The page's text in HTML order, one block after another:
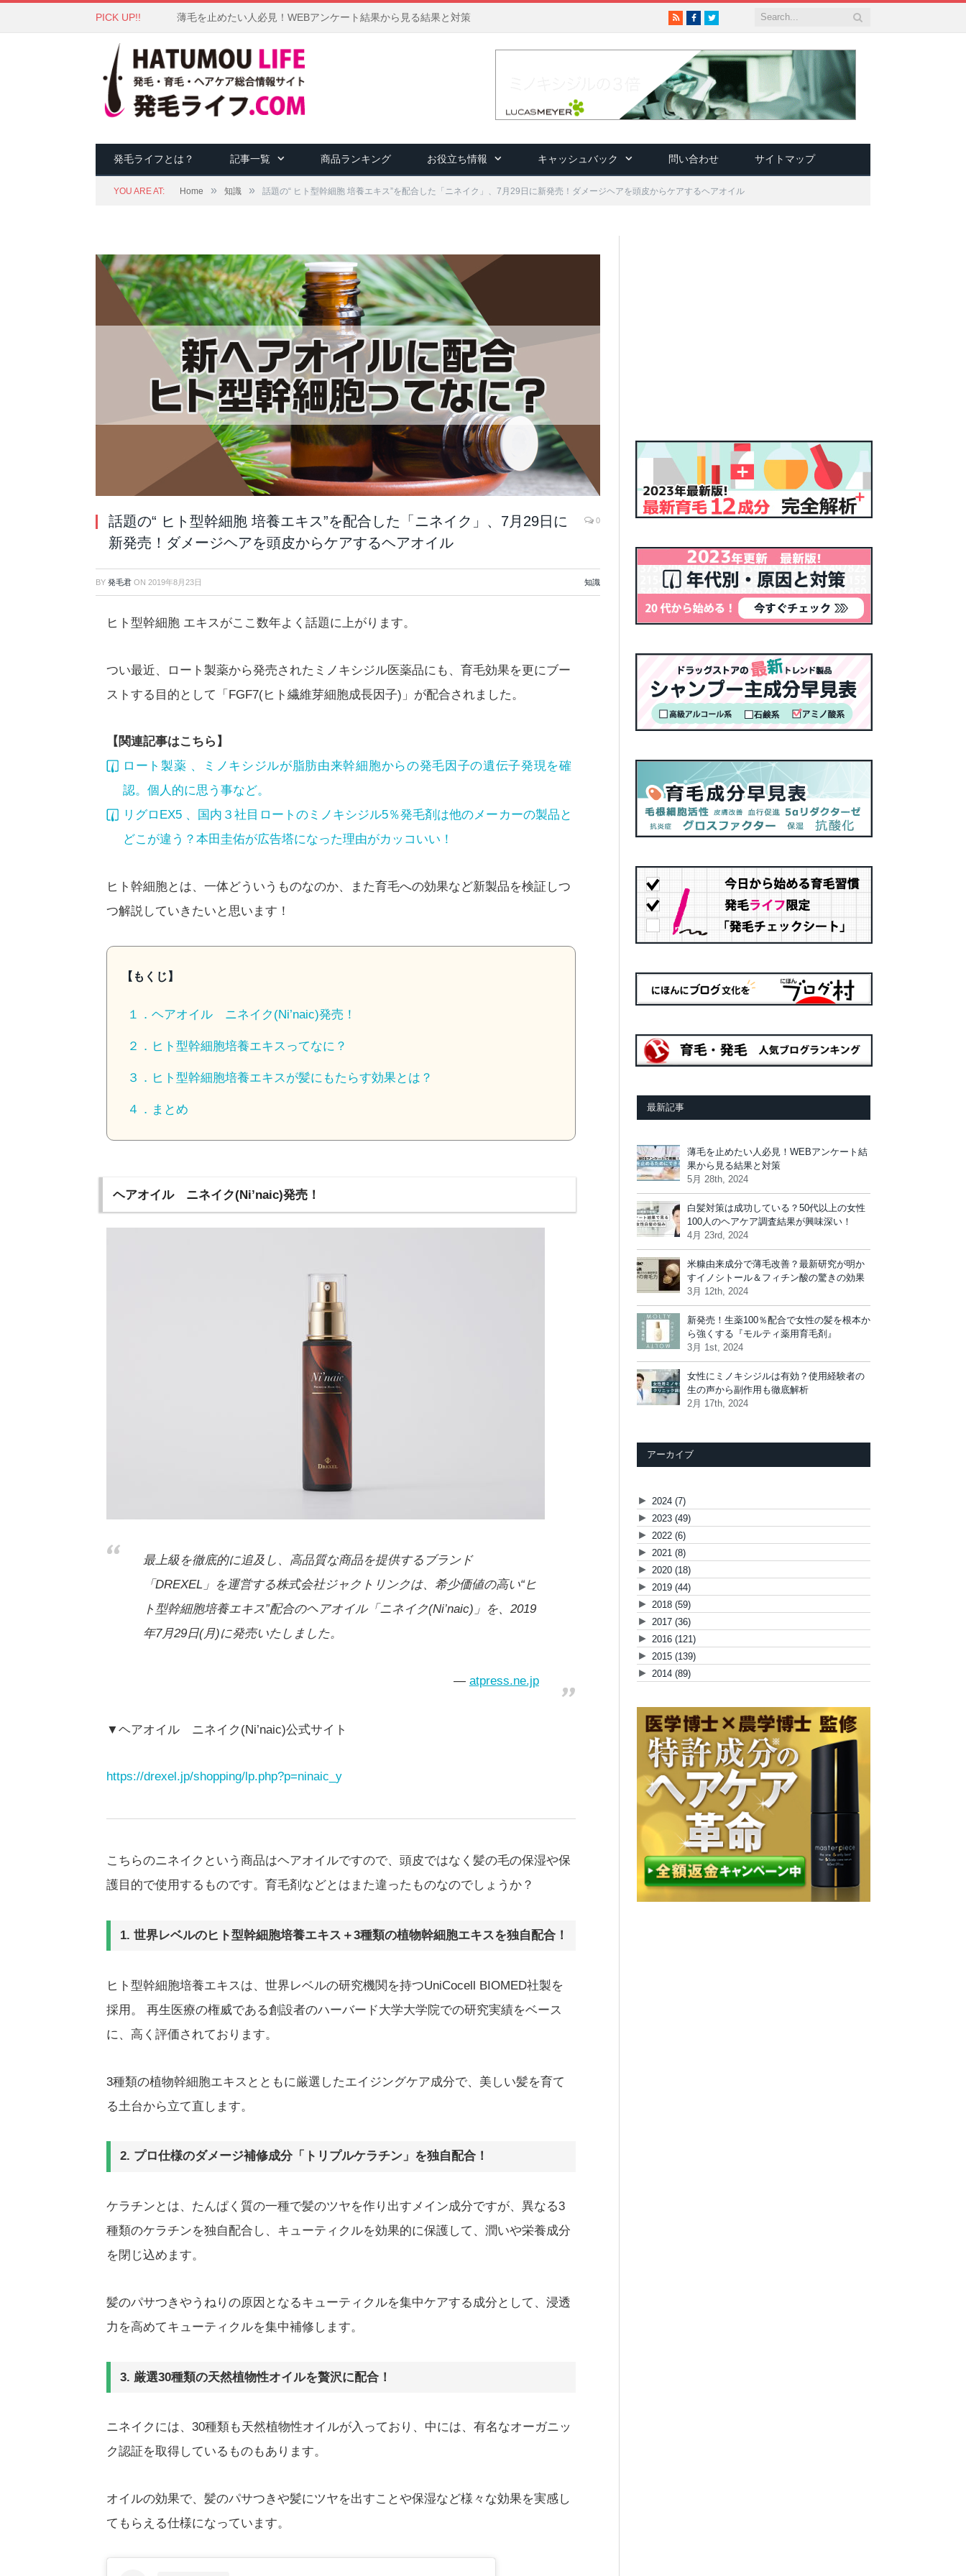
PICK UP!! 薄毛を止めたい人必見！WEBアンケート結果から見る結果と対策 RSSFacebook
Twitter
発毛ライフとは？ 記事一覧 商品ランキング お役立ち情報 キャッシュバック 問い合わせ サイトマップ
YOU ARE AT: Home » 知識 » 話題の“ ヒト型幹細胞 培養エキス”を配合した「ニネイク」、7月29日に新発売！ダメージヘアを頭皮からケアするヘアオイル
話題の“ ヒト型幹細胞 培養エキス”を配合した「ニネイク」、7月29日に
新発売！ダメージヘアを頭皮からケアするヘアオイル
0
BY 発毛君 ON 2019年8月23日 知識
ヒト型幹細胞 エキスがここ数年よく話題に上がります。
つい最近、ロート製薬から発売されたミノキシジル医薬品にも、育毛効果を更にブー
ストする目的として「FGF7(ヒト繊維芽細胞成長因子)」が配合されました。
【関連記事はこちら】
ロート製薬 、ミノキシジルが脂肪由来幹細胞からの発毛因子の遺伝子発現を確
認。個人的に思う事など。
リグロEX5 、国内３社目ロートのミノキシジル5％発毛剤は他のメーカーの製品と
どこが違う？本田圭佑が広告塔になった理由がカッコいい！
ヒト幹細胞とは、一体どういうものなのか、また育毛への効果など新製品を検証しつ
つ解説していきたいと思います！
【もくじ】
１．ヘアオイル ニネイク(Ni’naic)発売！
２．ヒト型幹細胞培養エキスってなに？
３．ヒト型幹細胞培養エキスが髪にもたらす効果とは？
４．まとめ
ヘアオイル ニネイク(Ni’naic)発売！
最上級を徹底的に追及し、高品質な商品を提供するブランド
「DREXEL」を運営する株式会社ジャクトリンクは、希少価値の高い“ヒ
ト型幹細胞培養エキス”配合のヘアオイル「ニネイク(Ni’naic)」を、2019
年7月29日(月)に発売いたしました。
atpress.ne.jp
▼ヘアオイル ニネイク(Ni’naic)公式サイト
https://drexel.jp/shopping/lp.php?p=ninaic_y
こちらのニネイクという商品はヘアオイルですので、頭皮ではなく髪の毛の保湿や保
護目的で使用するものです。育毛剤などとはまた違ったものなのでしょうか？
1. 世界レベルのヒト型幹細胞培養エキス＋3種類の植物幹細胞エキスを独自配合！
ヒト型幹細胞培養エキスは、世界レベルの研究機関を持つUniCocell BIOMED社製を
採用。 再生医療の権威である創設者のハーバード大学大学院での研究実績をベース
に、高く評価されております。
3種類の植物幹細胞エキスとともに厳選したエイジングケア成分で、美しい髪を育て
る土台から立て直します。
2. プロ仕様のダメージ補修成分「トリプルケラチン」を独自配合！
ケラチンとは、たんぱく質の一種で髪のツヤを作り出すメイン成分ですが、異なる3
種類のケラチンを独自配合し、キューティクルを効果的に保護して、潤いや栄養成分
を閉じ込めます。
髪のパサつきやうねりの原因となるキューティクルを集中ケアする成分として、浸透
力を高めてキューティクルを集中補修します。
3. 厳選30種類の天然植物性オイルを贅沢に配合！
ニネイクには、30種類も天然植物性オイルが入っており、中には、有名なオーガニッ
ク認証を取得しているものもあります。
オイルの効果で、髪のパサつきや髪にツヤを出すことや保湿など様々な効果を実感し
てもらえる仕様になっています。
最新記事
薄毛を止めたい人必見！WEBアンケート結
果から見る結果と対策
5月 28th, 2024
白髪対策は成功している？50代以上の女性
100人のヘアケア調査結果が興味深い！
4月 23rd, 2024
米糠由来成分で薄毛改善？最新研究が明か
すイノシトール＆フィチン酸の驚きの効果
3月 12th, 2024
新発売！生薬100％配合で女性の髪を根本か
ら強くする『モルティ薬用育毛剤』
3月 1st, 2024
女性にミノキシジルは有効？使用経験者の
生の声から副作用も徹底解析
2月 17th, 2024
アーカイブ
► 2024 (7)
► 2023 (49)
► 2022 (6)
► 2021 (8)
► 2020 (18)
► 2019 (44)
► 2018 (59)
► 2017 (36)
► 2016 (121)
► 2015 (139)
► 2014 (89)